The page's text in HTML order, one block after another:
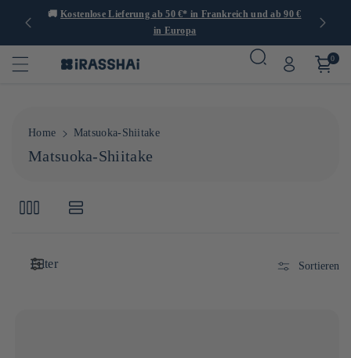
und ab 90 €
🍙 Restaurants, Geschäfte und Cafés in Paris
0
Home Matsuoka-Shiitake
K
e
r
Matsuoka-Shiitake
Filter Sortieren